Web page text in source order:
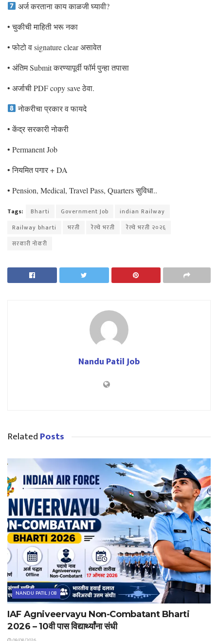
अर्ज करताना काय काळजी घ्यावी?
• चुकीची माहिती भरू नका
• फोटो व signature clear असावेत
• अंतिम Submit करण्यापूर्वी फॉर्म पुन्हा तपासा
• अर्जाची PDF copy save ठेवा.
नोकरीचा प्रकार व फायदे
• केंद्र सरकारी नोकरी
• Permanent Job
• नियमित पगार + DA
• Pension, Medical, Travel Pass, Quarters सुविधा..
Tags: Bharti Government Job
indian Railway
Railway bharti
भरती रेल्वे भरती
रेल्वे भरती २०२६
सरकारी नोकरी
Nandu Patil Job
RelatedPosts
NANDU PATIL JOB
IAF Agniveervayu Non-Combatant Bharti
2026 – 10वी पास विद्यार्थ्यांना संधी